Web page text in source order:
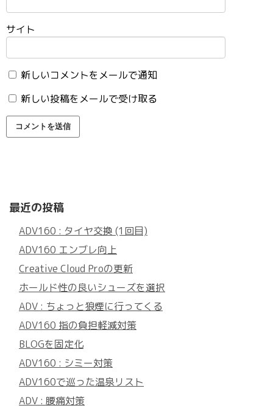
サイト
新しいコメントをメールで通知
新しい投稿をメールで受け取る
最近の投稿
ADV160 : タイヤ交換 (1回目)
ADV160 エンブレ向上
Creative Cloud Proの更新
ホールド性の良いシューズを選択
ADV : ちょっと狼煙に行ってくる
ADV160 指の負担軽減対策
BLOGを固定化
ADV160 : シミー対策
ADV160で巡った温泉リスト
ADV : 腰痛対策